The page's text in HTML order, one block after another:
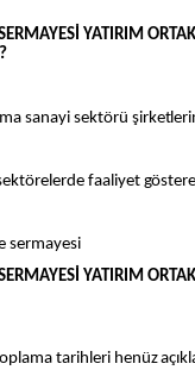
YATIRIM
sanayi sektörü
faaliyet
sermayesi
YATIRIM
tarihleri henüz